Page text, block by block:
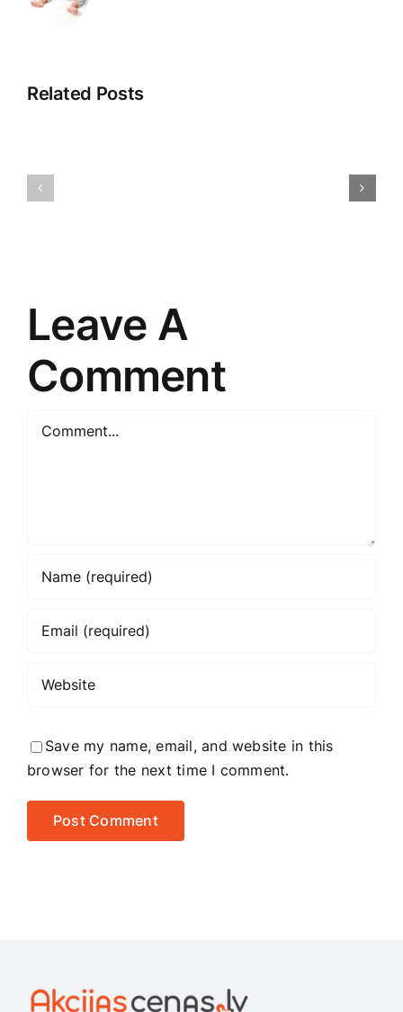
Related Posts
Leave A
Comment
Comment
Save my name, email, and website in this
browser for the next time I comment.